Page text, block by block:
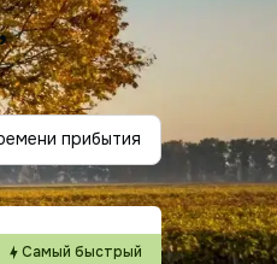
прибытия
Самый быстрый